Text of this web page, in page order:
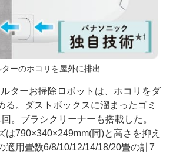
ーのホコリを屋外に排出
ターお掃除ロボットは、ホコリをダ
る。ダストボックスに溜まったゴミ
。ブラシクリーナーも搭載した。
は790×340×249mm(同)と高さを抑え
適用畳数6/8/10/12/14/18/20畳の計7